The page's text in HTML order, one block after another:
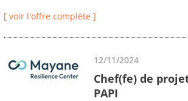
[ voir l'offre complète ]
12/11/2024
Chef(fe) de
PAPI